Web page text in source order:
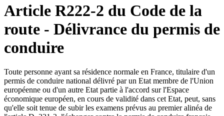
Article R222-2 du Code de la
route - Délivrance du permis de
conduire
Toute personne ayant sa résidence normale en France, titulaire d'un
permis de conduire national délivré par un Etat membre de l'Union
européenne ou d'un autre Etat partie à l'accord sur l'Espace
économique européen, en cours de validité dans cet Etat, peut, sans
qu'elle soit tenue de subir les examens prévus au premier alinéa de